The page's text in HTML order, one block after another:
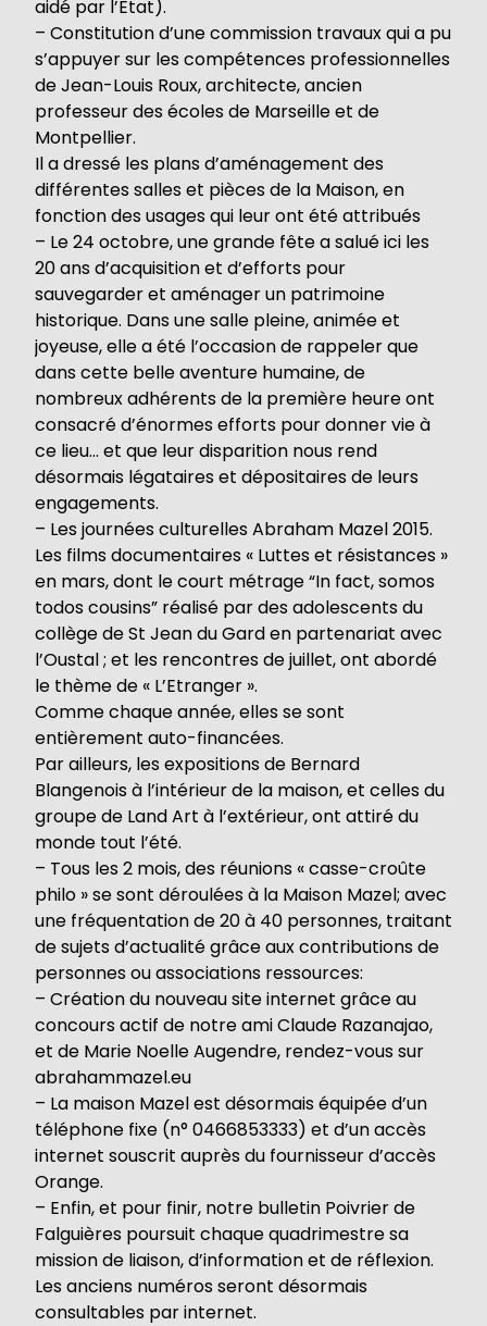
aidé par l’Etat).
– Constitution d’une commission travaux qui a pu
s’appuyer sur les compétences professionnelles
de Jean-Louis Roux, architecte, ancien
professeur des écoles de Marseille et de
Montpellier.
Il a dressé les plans d’aménagement des
différentes salles et pièces de la Maison, en
fonction des usages qui leur ont été attribués
– Le 24 octobre, une grande fête a salué ici les
20 ans d’acquisition et d’efforts pour
sauvegarder et aménager un patrimoine
historique. Dans une salle pleine, animée et
joyeuse, elle a été l’occasion de rappeler que
dans cette belle aventure humaine, de
nombreux adhérents de la première heure ont
consacré d’énormes efforts pour donner vie à
ce lieu… et que leur disparition nous rend
désormais légataires et dépositaires de leurs
engagements.
– Les journées culturelles Abraham Mazel 2015.
Les films documentaires « Luttes et résistances »
en mars, dont le court métrage “In fact, somos
todos cousins” réalisé par des adolescents du
collège de St Jean du Gard en partenariat avec
l’Oustal ; et les rencontres de juillet, ont abordé
le thème de « L’Etranger ».
Comme chaque année, elles se sont
entièrement auto-financées.
Par ailleurs, les expositions de Bernard
Blangenois à l’intérieur de la maison, et celles du
groupe de Land Art à l’extérieur, ont attiré du
monde tout l’été.
– Tous les 2 mois, des réunions « casse-croûte
philo » se sont déroulées à la Maison Mazel; avec
une fréquentation de 20 à 40 personnes, traitant
de sujets d’actualité grâce aux contributions de
personnes ou associations ressources:
– Création du nouveau site internet grâce au
concours actif de notre ami Claude Razanajao,
et de Marie Noelle Augendre, rendez-vous sur
abrahammazel.eu
– La maison Mazel est désormais équipée d’un
téléphone fixe (n° 0466853333) et d’un accès
internet souscrit auprès du fournisseur d’accès
Orange.
– Enfin, et pour finir, notre bulletin Poivrier de
Falguières poursuit chaque quadrimestre sa
mission de liaison, d’information et de réflexion.
Les anciens numéros seront désormais
consultables par internet.